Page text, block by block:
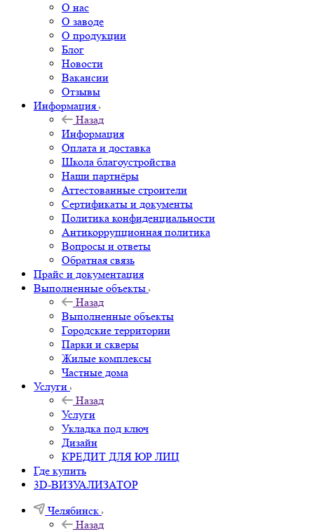
О нас
О заводе
О продукции
Блог
Новости
Вакансии
Отзывы
Информация
Назад
Информация
Оплата и доставка
Школа благоустройства
Наши партнёры
Аттестованные строители
Сертификаты и документы
Политика конфиденциальности
Антикоррупционная политика
Вопросы и ответы
Обратная связь
Прайс и документация
Выполненные объекты
Назад
Выполненные объекты
Городские территории
Парки и скверы
Жилые комплексы
Частные дома
Услуги
Назад
Услуги
Укладка под ключ
Дизайн
КРЕДИТ ДЛЯ ЮР ЛИЦ
Где купить
3D-ВИЗУАЛИЗАТОР
Челябинск
Назад